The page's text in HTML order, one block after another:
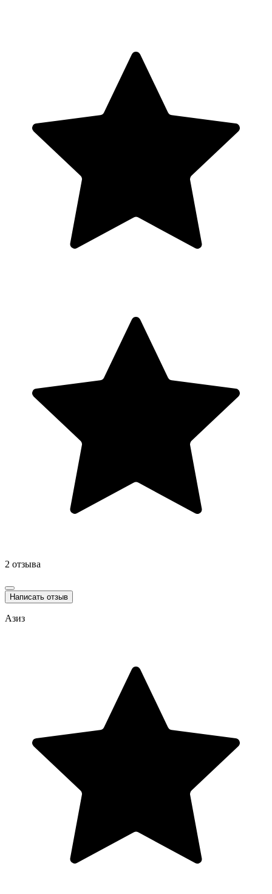
2 отзыва
Написать отзыв
Азиз